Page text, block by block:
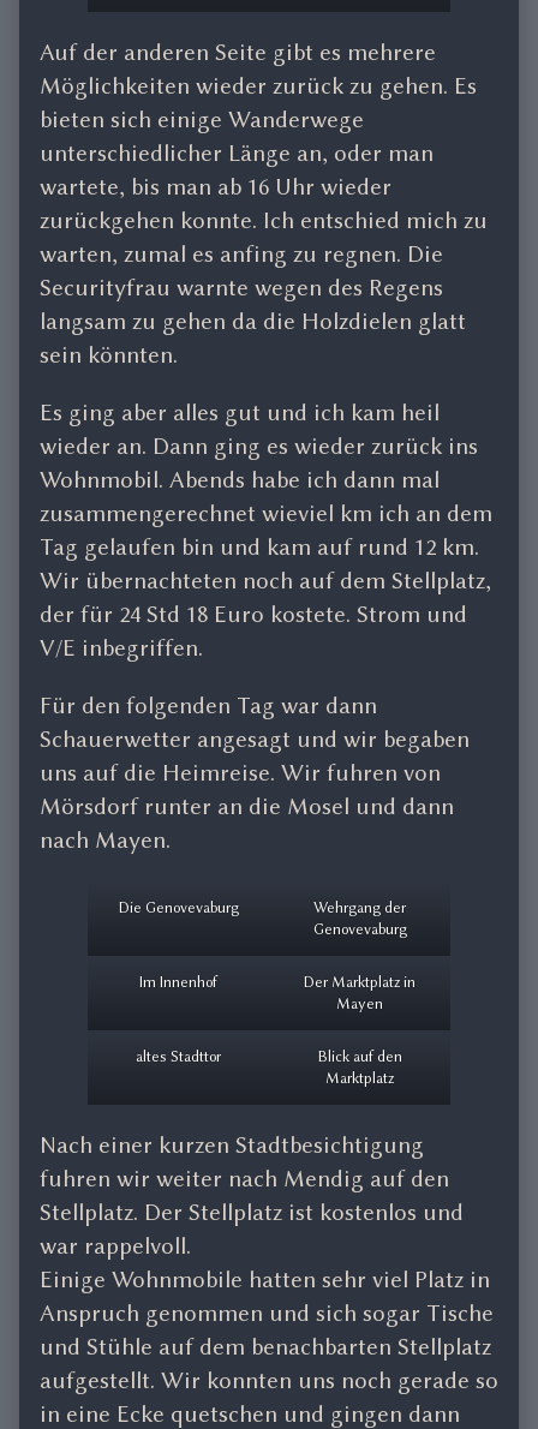
Auf der anderen Seite gibt es mehrere
Möglichkeiten wieder zurück zu gehen. Es
bieten sich einige Wanderwege
unterschiedlicher Länge an, oder man
wartete, bis man ab 16 Uhr wieder
zurückgehen konnte. Ich entschied mich zu
warten, zumal es anfing zu regnen. Die
Securityfrau warnte wegen des Regens
langsam zu gehen da die Holzdielen glatt
sein könnten.
Es ging aber alles gut und ich kam heil
wieder an. Dann ging es wieder zurück ins
Wohnmobil. Abends habe ich dann mal
zusammengerechnet wieviel km ich an dem
Tag gelaufen bin und kam auf rund 12 km.
Wir übernachteten noch auf dem Stellplatz,
der für 24 Std 18 Euro kostete. Strom und
V/E inbegriffen.
Für den folgenden Tag war dann
Schauerwetter angesagt und wir begaben
uns auf die Heimreise. Wir fuhren von
Mörsdorf runter an die Mosel und dann
nach Mayen.
Die Genovevaburg
Wehrgang der
Genovevaburg
Im Innenhof
Der Marktplatz in
Mayen
altes Stadttor
Blick auf den
Marktplatz
Nach einer kurzen Stadtbesichtigung
fuhren wir weiter nach Mendig auf den
Stellplatz. Der Stellplatz ist kostenlos und
war rappelvoll.
Einige Wohnmobile hatten sehr viel Platz in
Anspruch genommen und sich sogar Tische
und Stühle auf dem benachbarten Stellplatz
aufgestellt. Wir konnten uns noch gerade so
in eine Ecke quetschen und gingen dann